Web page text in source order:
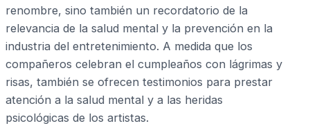
renombre, sino también un recordatorio de la
relevancia de la salud mental y la prevención en la
industria del entretenimiento. A medida que los
compañeros celebran el cumpleaños con lágrimas y
risas, también se ofrecen testimonios para prestar
atención a la salud mental y a las heridas
psicológicas de los artistas.